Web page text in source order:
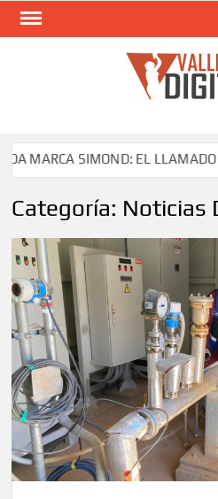
Saltar
SIMOND: EL LLAMADO ES A NO
Categoría: Noticias